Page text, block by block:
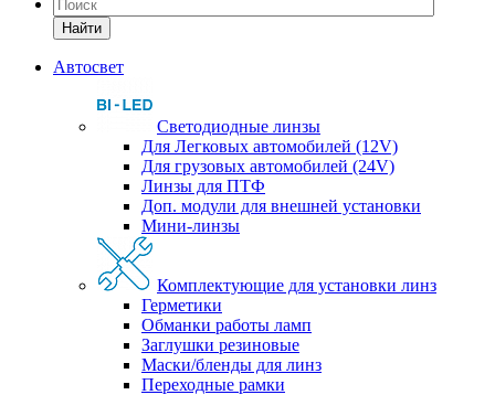
Найти
Автосвет
Светодиодные линзы
Для Легковых автомобилей (12V)
Для грузовых автомобилей (24V)
Линзы для ПТФ
Доп. модули для внешней установки
Мини-линзы
Комплектующие для установки линз
Герметики
Обманки работы ламп
Заглушки резиновые
Маски/бленды для линз
Переходные рамки